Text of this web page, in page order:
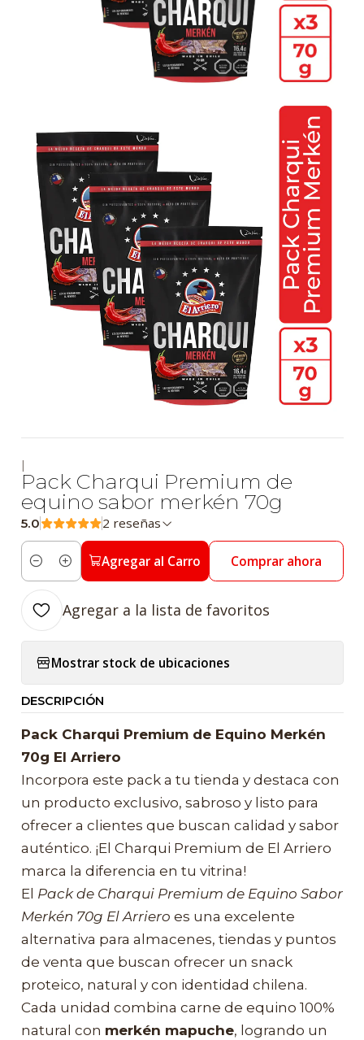
|
Pack Charqui Premium de
equino sabor merkén 70g
5.0 2 reseñas
Cantidad
Agregar al Carro Comprar ahora
Agregar a la lista de favoritos
Mostrar stock de ubicaciones
DESCRIPCIÓN
Pack Charqui Premium de Equino Merkén
70g El Arriero
Incorpora este pack a tu tienda y destaca con
un producto exclusivo, sabroso y listo para
ofrecer a clientes que buscan calidad y sabor
auténtico. ¡El Charqui Premium de El Arriero
marca la diferencia en tu vitrina!
El Pack de Charqui Premium de Equino Sabor
Merkén 70g El Arriero es una excelente
alternativa para almacenes, tiendas y puntos
de venta que buscan ofrecer un snack
proteico, natural y con identidad chilena.
Cada unidad combina carne de equino 100%
natural con merkén mapuche, logrando un